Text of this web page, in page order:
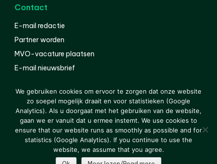
Contact
E-mail redactie
Partner worden
MVO-vacature plaatsen
E-mail nieuwsbrief
© 2000-2026 Van der Molen EIS Colofon
Disclaimer
Privacy
We gebruiken cookies om ervoor te zorgen dat onze website
zo soepel mogelijk draait en voor statistieken (Google
Analytics). Als u doorgaat met het gebruiken van de website,
gaan we er vanuit dat u ermee instemt. We use cookies to
ensure that our website runs as smoothly as possible and for
statistics (Google Analytics). If you continue to use the
website, we assume that you agree.